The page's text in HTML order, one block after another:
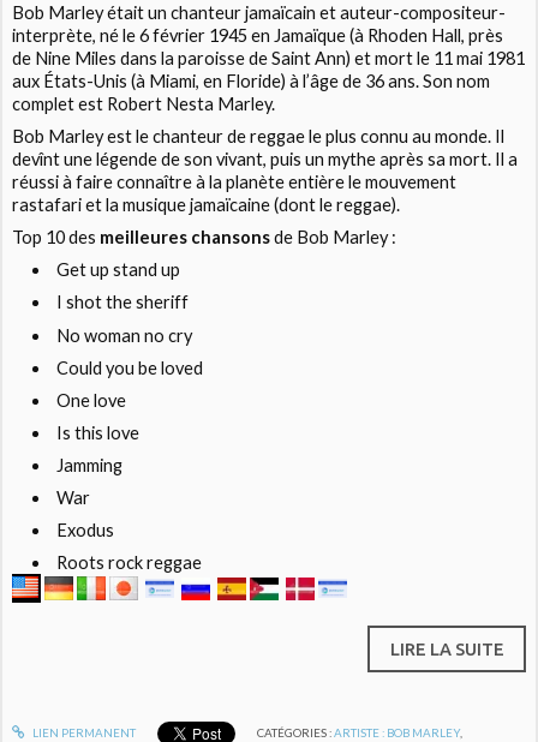
Bob Marley était un chanteur jamaïcain et auteur-compositeur-
interprète, né le 6 février 1945 en Jamaïque (à Rhoden Hall, près
de Nine Miles dans la paroisse de Saint Ann) et mort le 11 mai 1981
aux États-Unis (à Miami, en Floride) à l’âge de 36 ans. Son nom
complet est Robert Nesta Marley.
Bob Marley est le chanteur de reggae le plus connu au monde. Il
devînt une légende de son vivant, puis un mythe après sa mort. Il a
réussi à faire connaître à la planète entière le mouvement
rastafari et la musique jamaïcaine (dont le reggae).
Top 10 des meilleures chansonsde Bob Marley :
Get up stand up
I shot the sheriff
No woman no cry
Could you be loved
One love
Is this love
Jamming
War
Exodus
Roots rock reggae
LIRE LA SUITE
LIEN PERMANENT CATÉGORIES :ARTISTE : BOB MARLEY,